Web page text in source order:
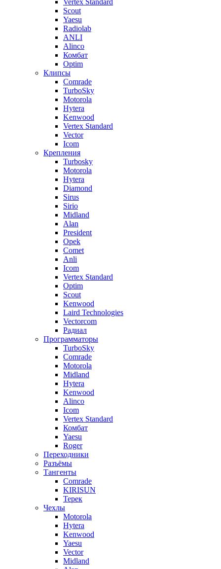
Vertex Standard
Scout
Yaesu
Radiolab
ANLI
Alinco
Комбат
Optim
Клипсы
Comrade
TurboSky
Motorola
Hytera
Kenwood
Vertex Standard
Vector
Icom
Крепления
Turbosky
Motorola
Hytera
Diamond
Sirus
Sirio
Midland
Alan
President
Opek
Comet
Anli
Icom
Vertex Standard
Optim
Scout
Kenwood
Laird Technologies
Vectorcom
Радиал
Программаторы
TurboSky
Comrade
Motorola
Midland
Hytera
Kenwood
Alinco
Icom
Vertex Standard
Комбат
Yaesu
Roger
Переходники
Разъёмы
Тангенты
Comrade
KIRISUN
Терек
Чехлы
Motorola
Hytera
Kenwood
Yaesu
Vector
Midland